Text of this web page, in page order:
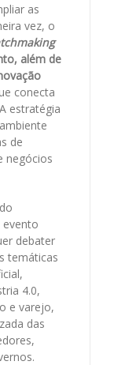
as
vez, o
além de
conecta
estratégia
de
negócios
evento
debater
temáticas
4.0,
e varejo,
das